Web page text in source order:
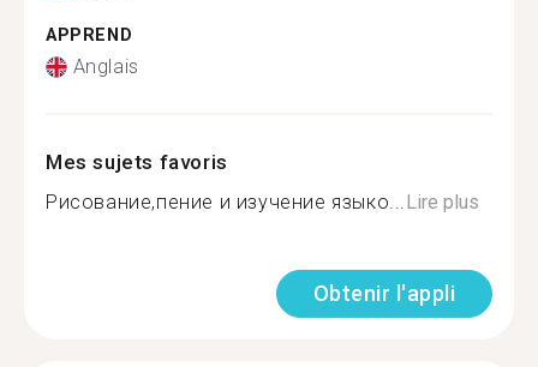
APPREND
Anglais
Mes sujets favoris
Рисование,пение и изучение языко...Lire plus
Obtenir l'appli